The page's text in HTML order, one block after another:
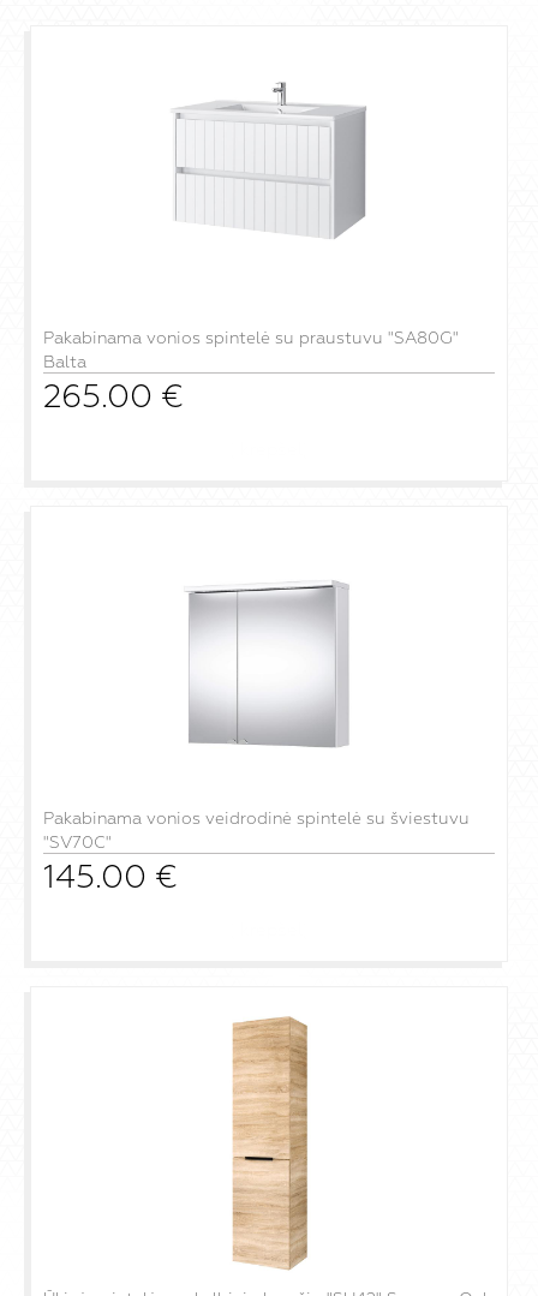
Pakabinama vonios spintelė su praustuvu "SA80G"
Balta
265.00 €
Pakabinama vonios veidrodinė spintelė su šviestuvu
"SV70C"
145.00 €